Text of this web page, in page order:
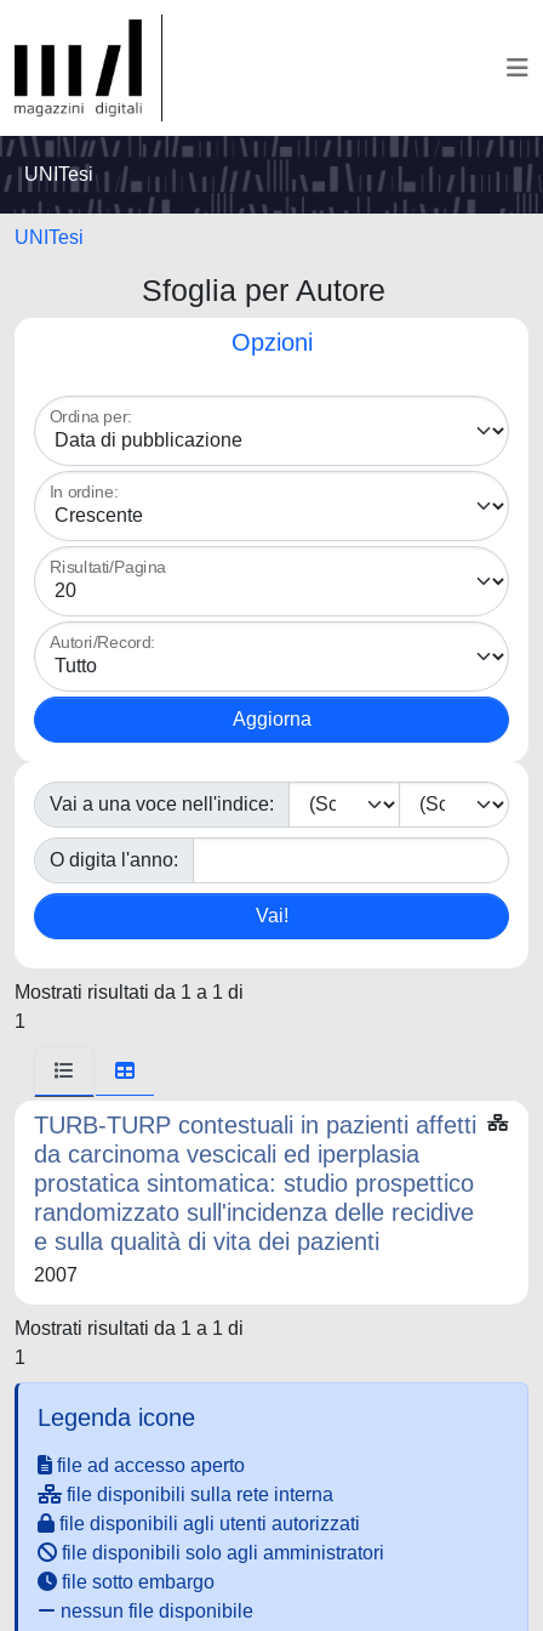
UNITesi
UNITesi
Sfoglia per Autore
Opzioni
Ordina per:
In ordine:
Risultati/Pagina
Autori/Record:
Vai a una voce nell'indice:
O digita l'anno:
Mostrati risultati da 1 a 1 di
1
TURB-TURP contestuali in pazienti affetti
da carcinoma vescicali ed iperplasia
prostatica sintomatica: studio prospettico
randomizzato sull'incidenza delle recidive
e sulla qualità di vita dei pazienti
2007
Mostrati risultati da 1 a 1 di
1
Legenda icone
file ad accesso aperto
file disponibili sulla rete interna
file disponibili agli utenti autorizzati
file disponibili solo agli amministratori
file sotto embargo
nessun file disponibile